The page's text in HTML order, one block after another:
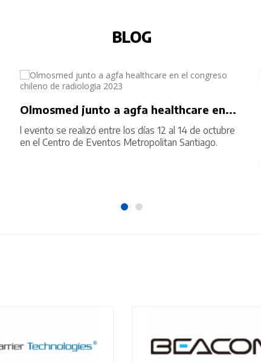
BLOG
Olmosmed junto a agfa healthcare en...
l evento se realizó entre los días 12 al 14 de octubre
en el Centro de Eventos Metropolitan Santiago.